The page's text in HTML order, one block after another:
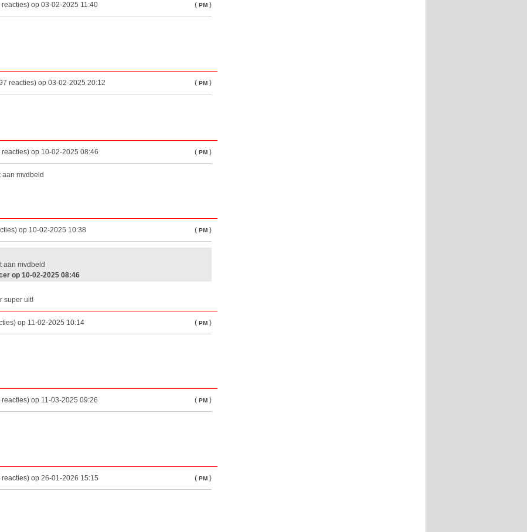
reacties) op 03-02-2025 11:40 ( PM )
reacties) op 03-02-2025 20:12 ( PM )
reacties) op 10-02-2025 08:46 ( PM )
aan mvdbeld
op 10-02-2025 10:38 ( PM )
aan mvdbeld
op 10-02-2025 08:46
super uit!
op 11-02-2025 10:14 ( PM )
reacties) op 11-03-2025 09:26 ( PM )
reacties) op 26-01-2026 15:15 ( PM )